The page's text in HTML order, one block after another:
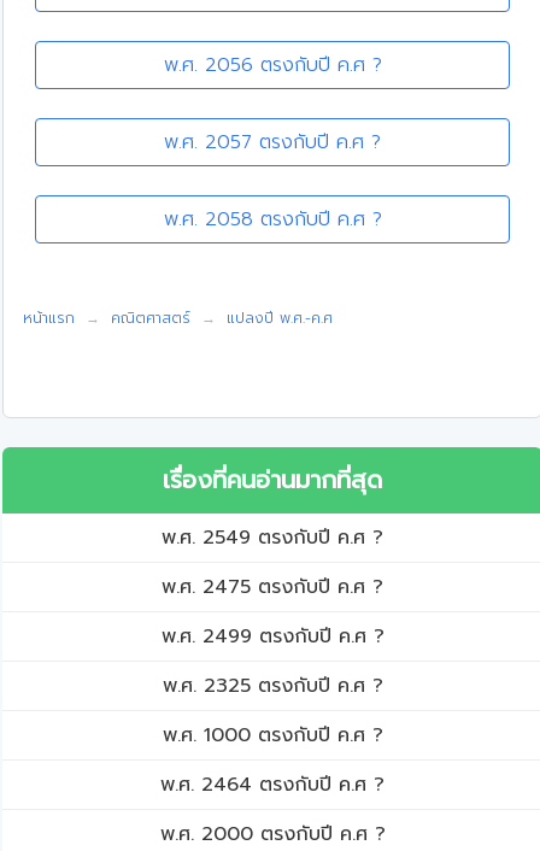
พ.ศ. 2056 ตรงกับปี ค.ศ ?
พ.ศ. 2057 ตรงกับปี ค.ศ ?
พ.ศ. 2058 ตรงกับปี ค.ศ ?
หน้าแรก คณิตศาสตร์ แปลงปี พ.ศ.-ค.ศ
เรื่องที่คนอ่านมากที่สุด
พ.ศ. 2549 ตรงกับปี ค.ศ ?
พ.ศ. 2475 ตรงกับปี ค.ศ ?
พ.ศ. 2499 ตรงกับปี ค.ศ ?
พ.ศ. 2325 ตรงกับปี ค.ศ ?
พ.ศ. 1000 ตรงกับปี ค.ศ ?
พ.ศ. 2464 ตรงกับปี ค.ศ ?
พ.ศ. 2000 ตรงกับปี ค.ศ ?